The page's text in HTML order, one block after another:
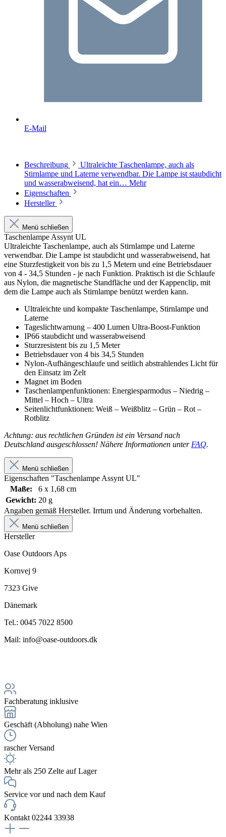
E-Mail
Beschreibung
Ultraleichte Taschenlampe, auch als
Stirnlampe und Laterne verwendbar. Die Lampe ist staubdicht
und wasserabweisend, hat ein… Mehr
Eigenschaften
Hersteller
Menü schließen
Taschenlampe Assynt UL
Ultraleichte Taschenlampe, auch als Stirnlampe und Laterne
verwendbar. Die Lampe ist staubdicht und wasserabweisend, hat
eine Sturzfestigkeit von bis zu 1,5 Metern und eine Betriebsdauer
von 4 - 34,5 Stunden - je nach Funktion. Praktisch ist die Schlaufe
aus Nylon, die magnetische Standfläche und der Kappenclip, mit
dem die Lampe auch als Stirnlampe benützt werden kann.
Ultraleichte und kompakte Taschenlampe, Stirnlampe und
Laterne
Tageslichtwarnung – 400 Lumen Ultra-Boost-Funktion
IP66 staubdicht und wasserabweisend
Sturzresistent bis zu 1,5 Meter
Betriebsdauer von 4 bis 34,5 Stunden
Nylon-Aufhängeschlaufe und seitlich abstrahlendes Licht für
den Einsatz im Zelt
Magnet im Boden
Taschenlampenfunktionen: Energiesparmodus – Niedrig –
Mittel – Hoch – Ultra
Seitenlichtfunktionen: Weiß – Weißblitz – Grün – Rot –
Rotblitz
Achtung: aus rechtlichen Gründen ist ein Versand nach
Deutschland ausgeschlossen! Nähere Informationen unter FAQ.
Menü schließen
Eigenschaften "Taschenlampe Assynt UL"
Maße:
6 x 1,68 cm
Gewicht: 20 g
Angaben gemäß Hersteller. Irrtum und Änderung vorbehalten.
Menü schließen
Hersteller
Oase Outdoors Aps
Kornvej 9
7323 Give
Dänemark
Tel.: 0045 7022 8500
Mail: info@oase-outdoors.dk
Fachberatung inklusive
Geschäft (Abholung) nahe Wien
rascher Versand
Mehr als 250 Zelte auf Lager
Service vor und nach dem Kauf
Kontakt 02244 33938